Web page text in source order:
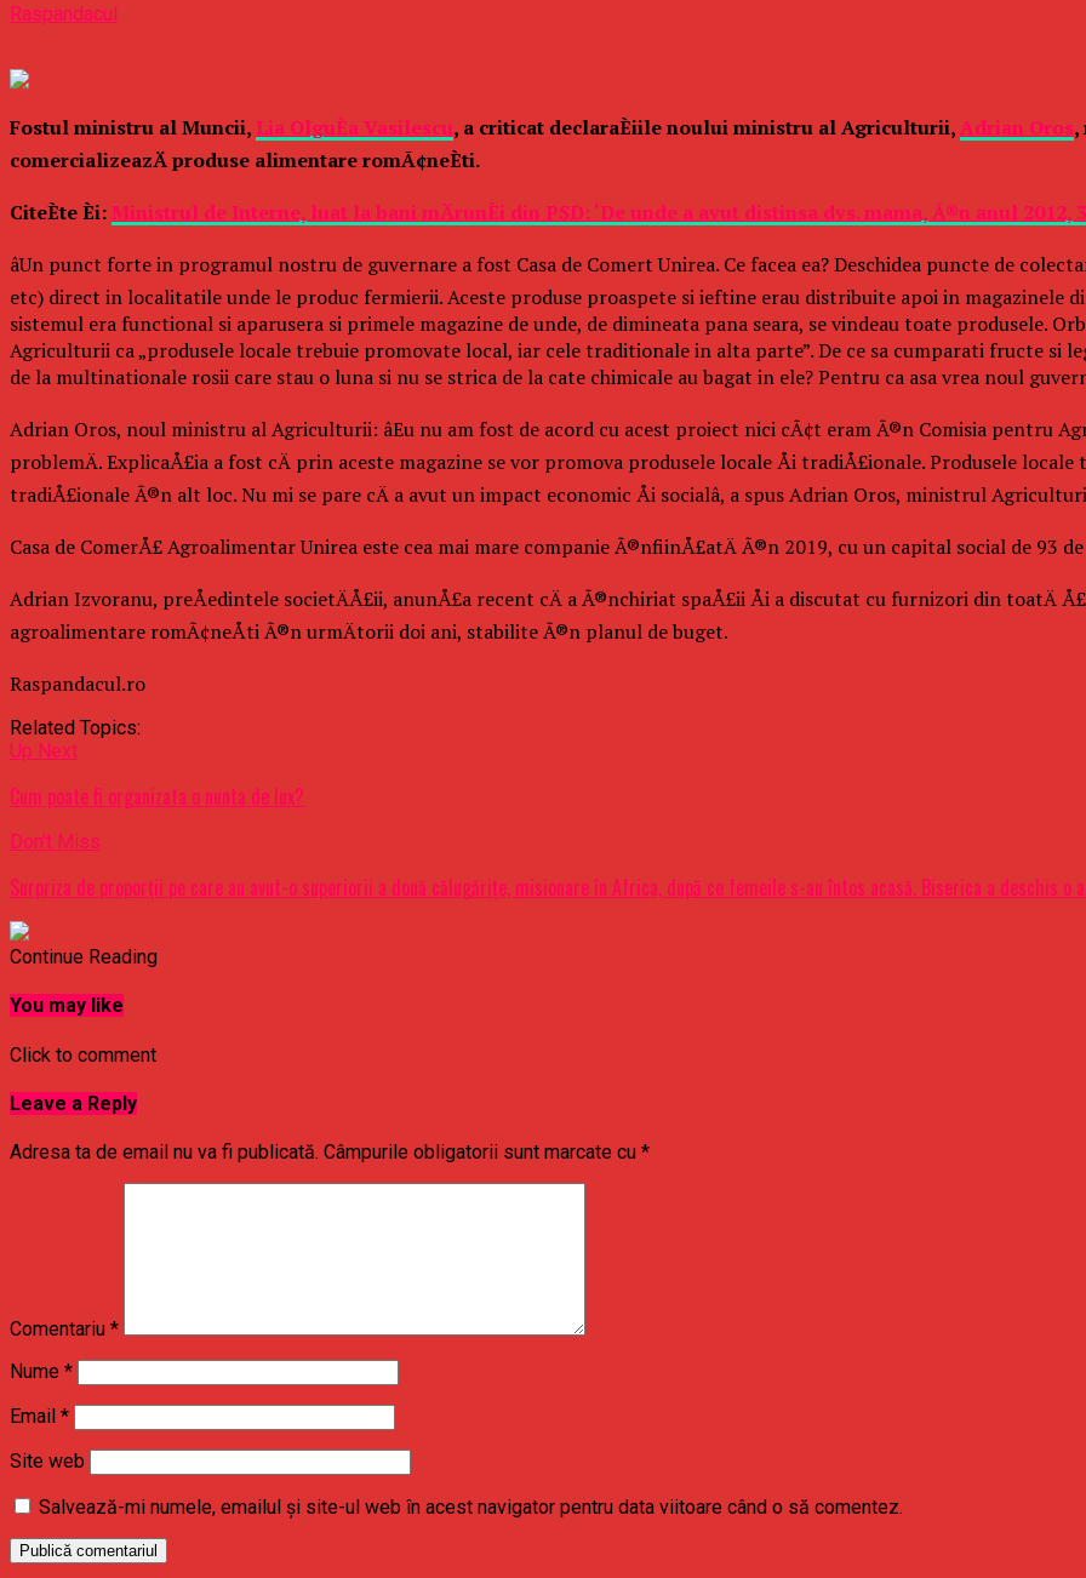
Raspandacul
Fostul ministru al Muncii, Lia OlguÈa Vasilescu, a criticat declaraÈiile noului ministru al Agriculturii,Adrian Oros,
comercializeazÄ produse alimentare romÃ¢neÈti.
CiteÈte Èi: Ministrul de Interne, luat la bani mÄrunÈi din PSD: ‘De unde a avut distinsa dvs. mama, Ã®n anul 2012,
âUn punct forte in programul nostru de guvernare a fost Casa de Comert Unirea. Ce facea ea? Deschidea puncte de
etc) direct in localitatile unde le produc fermierii. Aceste produse proaspete si ieftine erau distribuite apoi in magazinele
sistemul era functional si aparusera si primele magazine de unde, de dimineata pana seara, se vindeau toate produsele.
Agriculturii ca „produsele locale trebuie promovate local, iar cele traditionale in alta parte”. De ce sa cumparati fructe si
de la multinationale rosii care stau o luna si nu se strica de la cate chimicale au bagat in ele? Pentru ca asa vrea noul guvern
Adrian Oros, noul ministru al Agriculturii: âEu nu am fost de acord cu acest proiect nici cÃ¢t eram Ã®n Comisia pentru
problemÄ. ExplicaÅ£ia a fost cÄ prin aceste magazine se vor promova produsele locale Åi tradiÅ£ionale. Produsele
tradiÅ£ionale Ã®n alt loc. Nu mi se pare cÄ a avut un impact economic Åi socialâ, a spus Adrian Oros, ministrul
Casa de ComerÅ£ Agroalimentar Unirea este cea mai mare companie Ã®nfiinÅ£atÄ Ã®n 2019, cu un capital social de 93
Adrian Izvoranu, preÅedintele societÄÅ£ii, anunÅ£a recent cÄ a Ã®nchiriat spaÅ£ii Åi a discutat cu furnizori din toatÄ
agroalimentare romÃ¢neÅti Ã®n urmÄtorii doi ani, stabilite Ã®n planul de buget.
Raspandacul.ro
Related Topics:
Up Next
Cum poate fi organizata o nunta de lux?
Don't Miss
Surpriza de proporţii pe care au avut-o superiorii a două călugăriţe, misionare în Africa, după ce femeile s-au întos acasă. Biserica a deschis o
Continue Reading
You may like
Click to comment
Leave a Reply
Adresa ta de email nu va fi publicată. Câmpurile obligatorii sunt marcate cu *
Comentariu *
Nume *
Email *
Site web
Salvează-mi numele, emailul și site-ul web în acest navigator pentru data viitoare când o să comentez.